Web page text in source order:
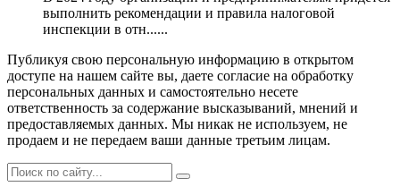
выполнить рекомендации и правила налоговой
инспекции в отн......
Публикуя свою персональную информацию в открытом
доступе на нашем сайте вы, даете согласие на обработку
персональных данных и самостоятельно несете
ответственность за содержание высказываний, мнений и
предоставляемых данных. Мы никак не используем, не
продаем и не передаем ваши данные третьим лицам.